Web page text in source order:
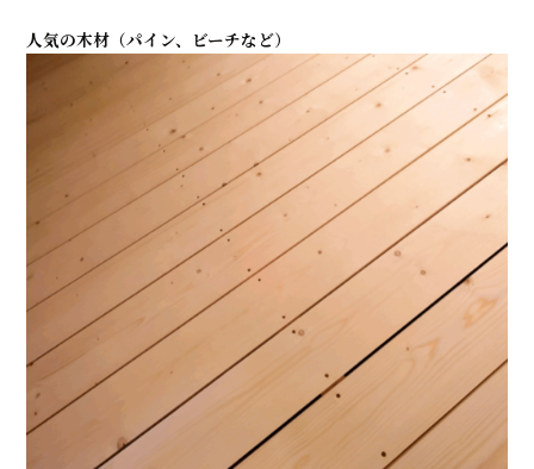
人気の木材（パイン、ビーチなど）